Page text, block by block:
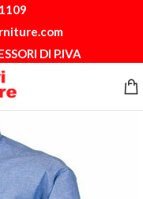
DI P.IVA